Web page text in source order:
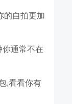
的自拍更加
通常不在
,看看你有